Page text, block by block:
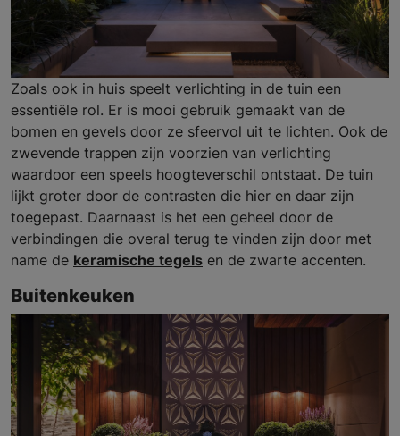
Zoals ook in huis speelt verlichting in de tuin een
essentiële rol. Er is mooi gebruik gemaakt van de
bomen en gevels door ze sfeervol uit te lichten. Ook de
zwevende trappen zijn voorzien van verlichting
waardoor een speels hoogteverschil ontstaat. De tuin
lijkt groter door de contrasten die hier en daar zijn
toegepast. Daarnaast is het een geheel door de
verbindingen die overal terug te vinden zijn door met
name de keramische tegels en de zwarte accenten.
Buitenkeuken